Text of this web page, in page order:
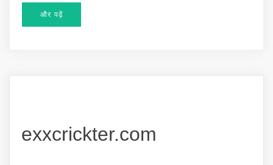
और पढ़ें
exxcrickter.com